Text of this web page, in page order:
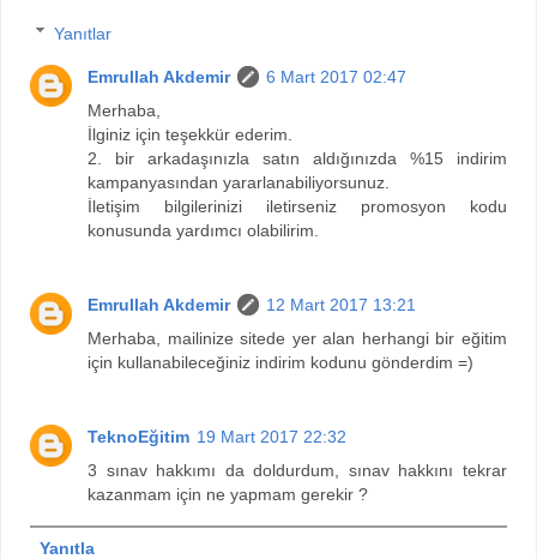
Yanıtlar
Emrullah Akdemir
6 Mart 2017 02:47
Merhaba,
İlginiz için teşekkür ederim.
2. bir arkadaşınızla satın aldığınızda %15 indirim
kampanyasından yararlanabiliyorsunuz.
İletişim bilgilerinizi iletirseniz promosyon kodu
konusunda yardımcı olabilirim.
Emrullah Akdemir
12 Mart 2017 13:21
Merhaba, mailinize sitede yer alan herhangi bir eğitim
için kullanabileceğiniz indirim kodunu gönderdim =)
TeknoEğitim 19 Mart 2017 22:32
3 sınav hakkımı da doldurdum, sınav hakkını tekrar
kazanmam için ne yapmam gerekir ?
Yanıtla